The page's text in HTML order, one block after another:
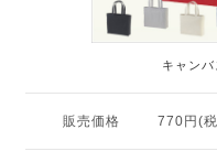
キャン
販売価格 770円(